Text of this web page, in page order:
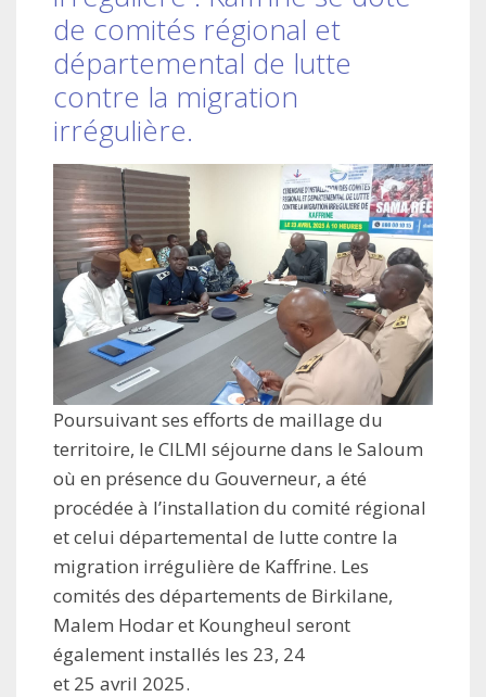
de comités régional et
départemental de lutte
contre la migration
irrégulière.
Poursuivant ses efforts de maillage du
territoire, le CILMI séjourne dans le Saloum
où en présence du Gouverneur, a été
procédée à l’installation du comité régional
et celui départemental de lutte contre la
migration irrégulière de Kaffrine. Les
comités des départements de Birkilane,
Malem Hodar et Koungheul seront
également installés les 23, 24
et 25 avril 2025.